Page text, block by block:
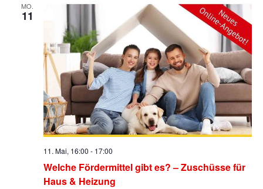
MO.
11
Welche Fördermittel gibt es? – Zuschüsse für
Haus & Heizung
11. Mai, 16:00 - 17:00